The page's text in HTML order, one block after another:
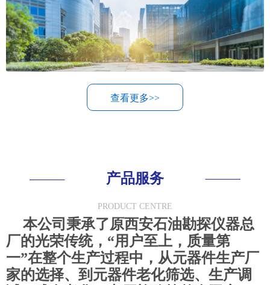
查看更多>>
产品服务
PRODUCT CENTRE
本公司秉承了原西安石油勘探仪器总
厂的光荣传统，“用户至上，质量第
一”在整个生产过程中，从元器件生产厂
家的选择、到元器件老化筛选、生产调